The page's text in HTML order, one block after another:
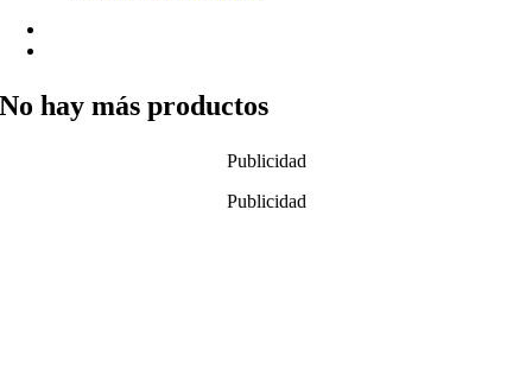
No hay más productos
Publicidad
Publicidad